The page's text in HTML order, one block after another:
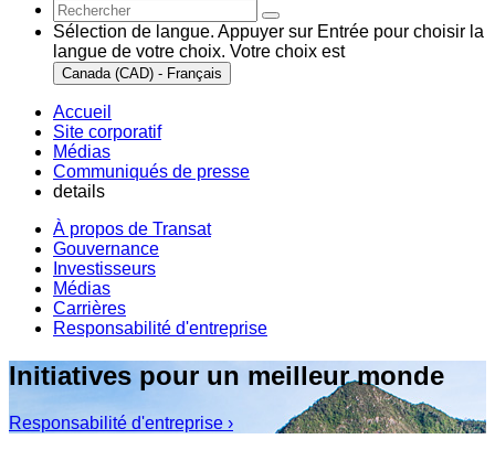
Sélection de langue. Appuyer sur Entrée pour choisir la
langue de votre choix. Votre choix est
Canada (CAD) - Français
Accueil
Site corporatif
Médias
Communiqués de presse
details
À propos de Transat
Gouvernance
Investisseurs
Médias
Carrières
Responsabilité d'entreprise
Initiatives pour un meilleur monde
Responsabilité d'entreprise ›